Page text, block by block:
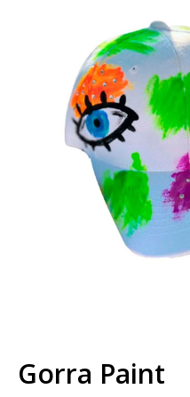
Gorra Paint